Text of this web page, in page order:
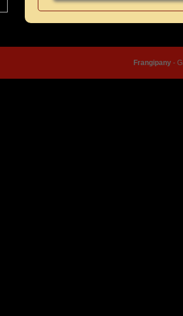
Frangipany -